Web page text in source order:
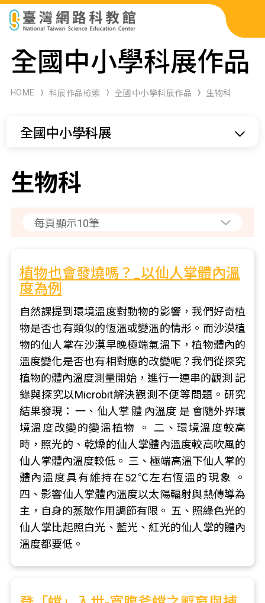
科展作品檢索
科學研習月刊
全國中小學科展作品
HOME 科展作品檢索 全國中小學科展作品 生物科
全國中小學科展
生物科
植物也會發燒嗎？_以仙人掌體內溫
度為例
自然課提到環境溫度對動物的影響，我們好奇植
物是否也有類似的恆溫或變溫的情形。而沙漠植
物的仙人掌在沙漠早晚極端氣溫下，植物體內的
溫度變化是否也有相對應的改變呢？我們從探究
植物的體內溫度測量開始，進行一連串的觀測 記
錄與探究以Microbit解決觀測不便等問題。研究
結果發現： 一、仙人掌 體 內溫度 是 會隨外界環
境溫度改變的變溫植物 。 二、環境溫度較高
時，照光的、乾燥的仙人掌體內溫度較高吹風的
仙人掌體內溫度較低。 三、極端高溫下仙人掌的
體內溫度具有維持在52℃左右恆溫的現象 。
四、影響仙人掌體內溫度以太陽輻射與熱傳導為
主，自身的蒸散作用調節有限。 五、照綠色光的
仙人掌比起照白光、藍光、紅光的仙人掌的體內
溫度都要低。